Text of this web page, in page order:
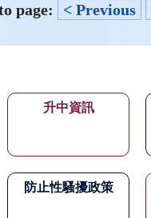
page: < Previous
升中資訊
防止性騷擾政策